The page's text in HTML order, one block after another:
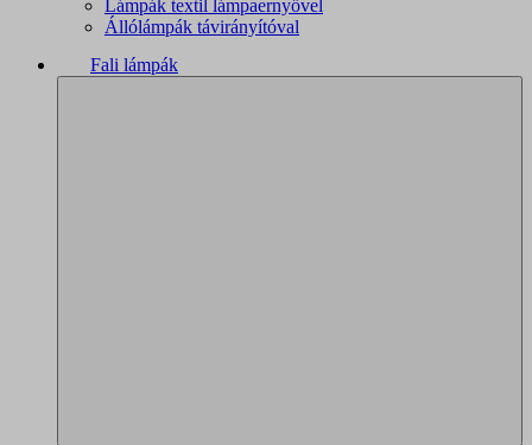
Lámpák textil lámpaernyővel
Állólámpák távirányítóval
Fali lámpák